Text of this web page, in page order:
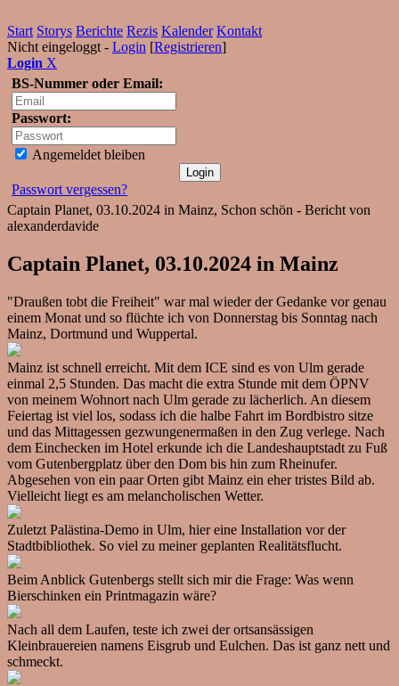
Start Storys Berichte Rezis Kalender Kontakt
Nicht eingeloggt - Login [Registrieren]
Login X
BS-Nummer oder Email:
Passwort:
Angemeldet bleiben
Passwort vergessen?
Captain Planet, 03.10.2024 in Mainz, Schon schön - Bericht von
alexanderdavide
Captain Planet, 03.10.2024 in Mainz
"Draußen tobt die Freiheit" war mal wieder der Gedanke vor genau
einem Monat und so flüchte ich von Donnerstag bis Sonntag nach
Mainz, Dortmund und Wuppertal.
Mainz ist schnell erreicht. Mit dem ICE sind es von Ulm gerade
einmal 2,5 Stunden. Das macht die extra Stunde mit dem ÖPNV
von meinem Wohnort nach Ulm gerade zu lächerlich. An diesem
Feiertag ist viel los, sodass ich die halbe Fahrt im Bordbistro sitze
und das Mittagessen gezwungenermaßen in den Zug verlege. Nach
dem Einchecken im Hotel erkunde ich die Landeshauptstadt zu Fuß
vom Gutenbergplatz über den Dom bis hin zum Rheinufer.
Abgesehen von ein paar Orten gibt Mainz ein eher tristes Bild ab.
Vielleicht liegt es am melancholischen Wetter.
Zuletzt Palästina-Demo in Ulm, hier eine Installation vor der
Stadtbibliothek. So viel zu meiner geplanten Realitätsflucht.
Beim Anblick Gutenbergs stellt sich mir die Frage: Was wenn
Bierschinken ein Printmagazin wäre?
Nach all dem Laufen, teste ich zwei der ortsansässigen
Kleinbrauereien namens Eisgrub und Eulchen. Das ist ganz nett und
schmeckt.